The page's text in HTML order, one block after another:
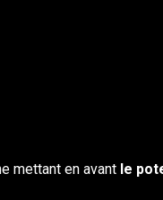
mettant en avant le